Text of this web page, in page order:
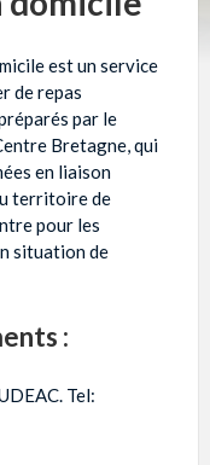
est un service
de repas
par le
Bretagne, qui
en liaison
territoire de
pour les
situation de
:
Tel: